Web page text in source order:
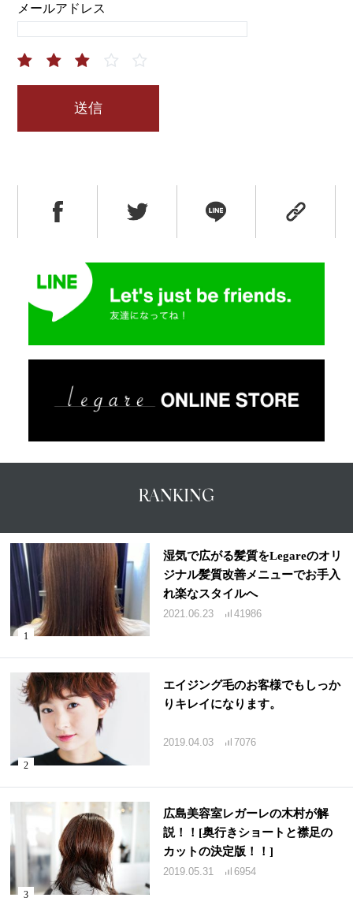
メールアドレス
RANKING
湿気で広がる髪質をLegareのオリ
ジナル髪質改善メニューでお手入
れ楽なスタイルへ
2021.06.23 41986
エイジング毛のお客様でもしっか
りキレイになります。
2019.04.03 7076
広島美容室レガーレの木村が解
説！！[奥行きショートと襟足の
カットの決定版！！]
2019.05.31 6954